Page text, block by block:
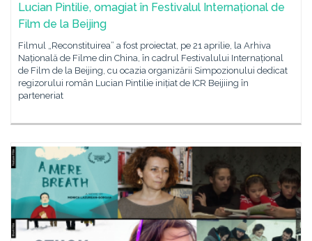
Lucian Pintilie, omagiat în Festivalul Internațional de
Film de la Beijing
Filmul „Reconstituirea” a fost proiectat, pe 21 aprilie, la Arhiva
Națională de Filme din China, în cadrul Festivalului Internațional
de Film de la Beijing, cu ocazia organizării Simpozionului dedicat
regizorului român Lucian Pintilie inițiat de ICR Beijiing în
parteneriat